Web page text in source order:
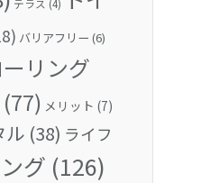
テラス (4)
バリアフリー (6)
リング
(77) メリット (7)
ル (38) ライフ
グ (126)